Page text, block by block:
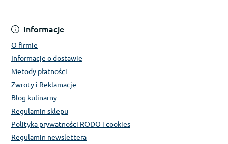
Informacje
O firmie
Informacje o dostawie
Metody płatności
Zwroty i Reklamacje
Blog kulinarny
Regulamin sklepu
Polityka prywatności RODO i cookies
Regulamin newslettera